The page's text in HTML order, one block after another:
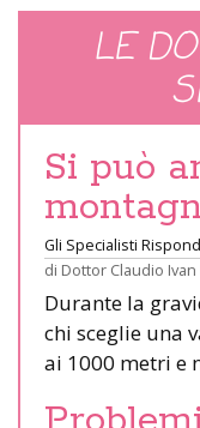
LE
Si può
Gli Specialisti
di Dottor Claudio
Durante la
chi sceglie una
ai 1000 metri e